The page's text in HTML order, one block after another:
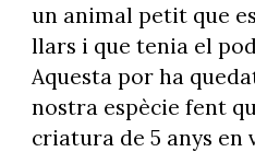
un animal petit que
llars i que tenia el
Aquesta por ha
nostra espècie fent
criatura de 5 anys en